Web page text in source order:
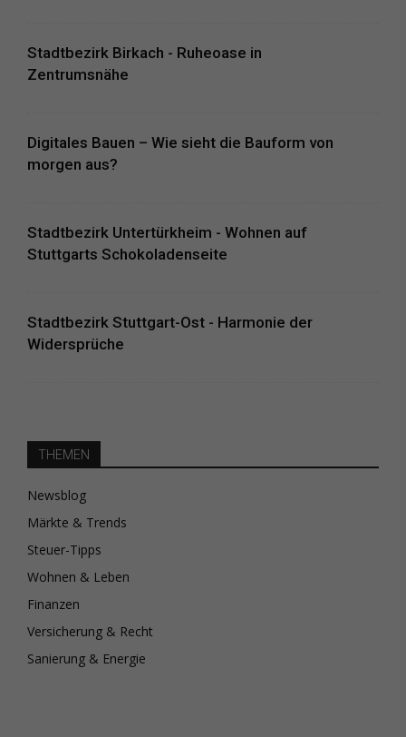
Stadtbezirk Birkach - Ruheoase in
Zentrumsnähe
Digitales Bauen – Wie sieht die Bauform von
morgen aus?
Stadtbezirk Untertürkheim - Wohnen auf
Stuttgarts Schokoladenseite
Stadtbezirk Stuttgart-Ost - Harmonie der
Widersprüche
THEMEN
Newsblog
Märkte & Trends
Steuer-Tipps
Wohnen & Leben
Finanzen
Versicherung & Recht
Sanierung & Energie